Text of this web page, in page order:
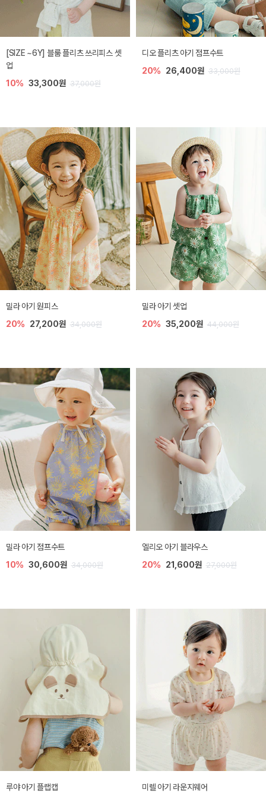
[SIZE ~6Y] 블룸 플리츠 쓰리피스 셋
업
10% 33,300원 37,000원
디오 플리츠 아기 점프수트
20% 26,400원 33,000원
밀라 아기 원피스
20% 27,200원 34,000원
밀라 아기 셋업
20% 35,200원 44,000원
밀라 아기 점프수트
10% 30,600원 34,000원
엘리오 아기 블라우스
20% 21,600원 27,000원
루야 아기 플랩캡 미렐 아기 라운지웨어